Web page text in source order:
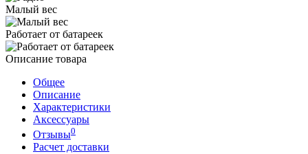
Малый вес
Работает от батареек
Описание товара
Общее
Описание
Характеристики
Аксессуары
Отзывы0
Расчет доставки